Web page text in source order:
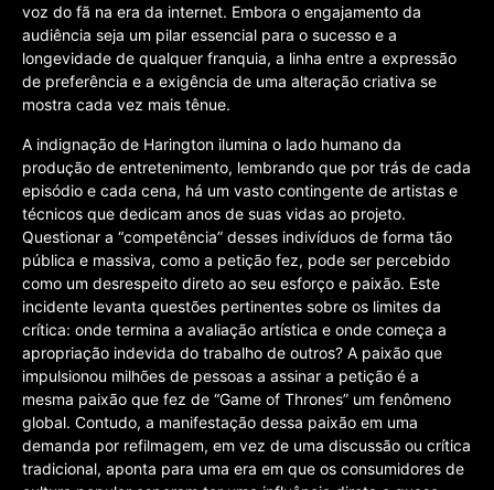
voz do fã na era da internet. Embora o engajamento da
audiência seja um pilar essencial para o sucesso e a
longevidade de qualquer franquia, a linha entre a expressão
de preferência e a exigência de uma alteração criativa se
mostra cada vez mais tênue.
A indignação de Harington ilumina o lado humano da
produção de entretenimento, lembrando que por trás de cada
episódio e cada cena, há um vasto contingente de artistas e
técnicos que dedicam anos de suas vidas ao projeto.
Questionar a “competência” desses indivíduos de forma tão
pública e massiva, como a petição fez, pode ser percebido
como um desrespeito direto ao seu esforço e paixão. Este
incidente levanta questões pertinentes sobre os limites da
crítica: onde termina a avaliação artística e onde começa a
apropriação indevida do trabalho de outros? A paixão que
impulsionou milhões de pessoas a assinar a petição é a
mesma paixão que fez de “Game of Thrones” um fenômeno
global. Contudo, a manifestação dessa paixão em uma
demanda por refilmagem, em vez de uma discussão ou crítica
tradicional, aponta para uma era em que os consumidores de